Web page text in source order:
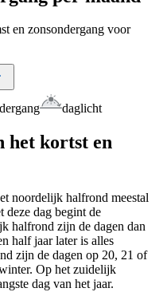
en zonsondergang voor
daglicht
het kortst en
noordelijk halfrond meestal
deze dag begint de
halfrond zijn de dagen dan
half jaar later is alles
zijn de dagen op 20, 21 of
Op het zuidelijk
dag van het jaar.